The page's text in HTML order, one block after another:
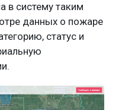
в систему таким
данных о пожаре
статус и